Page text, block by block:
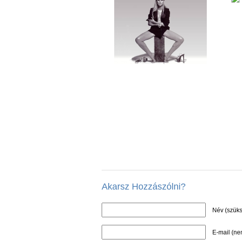
Akarsz Hozzászólni?
Név
E-mail